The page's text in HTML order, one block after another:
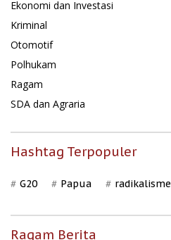
Ekonomi dan Investasi
Kriminal
Otomotif
Polhukam
Ragam
SDA dan Agraria
Hashtag Terpopuler
G20 Papua radikalisme
Ragam Berita